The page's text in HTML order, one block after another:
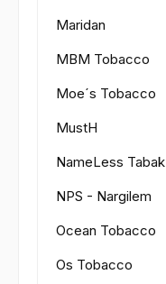
Maridan
MBM Tobacco
Moe´s Tobacco
MustH
NameLess Tabak
NPS - Nargilem
Ocean Tobacco
Os Tobacco